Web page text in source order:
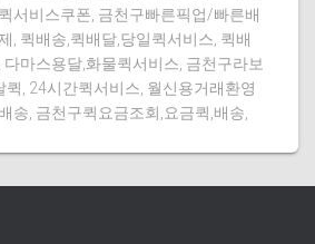
서비스쿠폰, 금천구빠른픽업/빠른배
, 퀵배송,퀵배달,당일퀵서비스, 퀵배
다마스용달,화물퀵서비스, 금천구라보
퀵, 24시간퀵서비스, 월신용거래환영
송, 금천구퀵요금조회,요금퀵,배송,